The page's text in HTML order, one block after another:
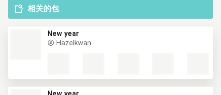
相关的包
New year
Hazelkwan